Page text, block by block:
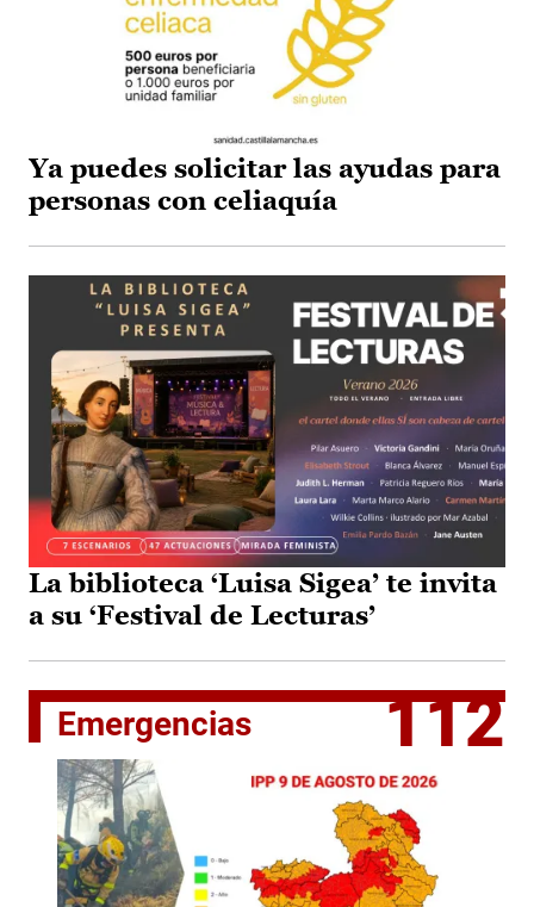
Ya puedes solicitar las ayudas para
personas con celiaquía
La biblioteca ‘Luisa Sigea’ te invita
a su ‘Festival de Lecturas’
Emergencias 112